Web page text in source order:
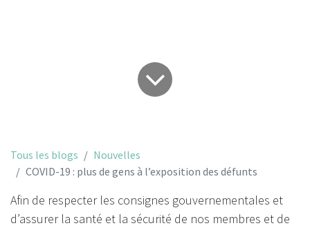
Tous les blogs
Nouvelles
COVID-19 : plus de gens à l’exposition des défunts
Afin de respecter les consignes gouvernementales et
d’assurer la santé et la sécurité de nos membres et de